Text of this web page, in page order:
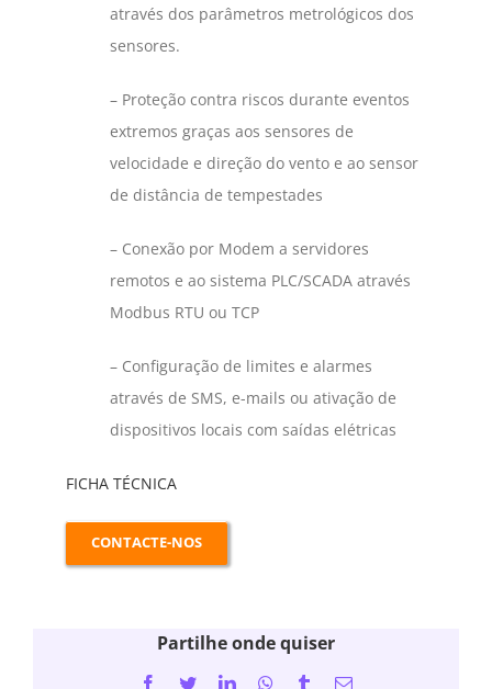
através dos parâmetros metrológicos dos
sensores.
– Proteção contra riscos durante eventos
extremos graças aos sensores de
velocidade e direção do vento e ao sensor
de distância de tempestades
– Conexão por Modem a servidores
remotos e ao sistema PLC/SCADA através
Modbus RTU ou TCP
– Configuração de limites e alarmes
através de SMS, e-mails ou ativação de
dispositivos locais com saídas elétricas
FICHA TÉCNICA
CONTACTE-NOS
Partilhe onde quiser
Facebook
TwitterLinkedInWhatsApp
TumblrEmail